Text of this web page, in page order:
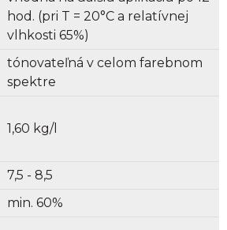
hod. (pri T = 20°C a relatívnej
vlhkosti 65%)
tónovateľná v celom farebnom
spektre
1,60 kg/l
7,5 - 8,5
min. 60%